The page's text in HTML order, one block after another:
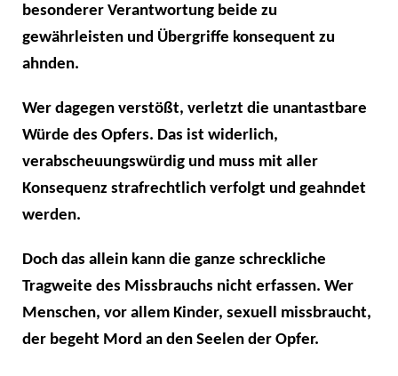
besonderer Verantwortung beide zu
gewährleisten und Übergriffe konsequent zu
ahnden.
Wer dagegen verstößt, verletzt die unantastbare
Würde des Opfers. Das ist widerlich,
verabscheuungswürdig und muss mit aller
Konsequenz strafrechtlich verfolgt und geahndet
werden.
Doch das allein kann die ganze schreckliche
Tragweite des Missbrauchs nicht erfassen. Wer
Menschen, vor allem Kinder, sexuell missbraucht,
der begeht Mord an den Seelen der Opfer.